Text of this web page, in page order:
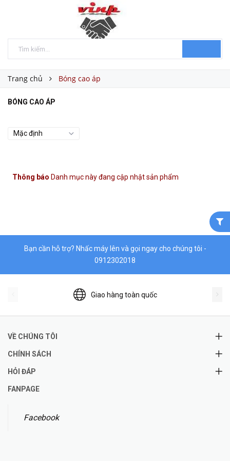
Trang chủ Bóng cao áp
BÓNG CAO ÁP
Thông báo Danh mục này đang cập nhật sản phẩm
Bạn cần hỗ trợ? Nhấc máy lên và gọi ngay cho chúng tôi -
0912302018
Giao hàng toàn quốc
VỀ CHÚNG TÔI
CHÍNH SÁCH
HỎI ĐÁP
FANPAGE
Facebook